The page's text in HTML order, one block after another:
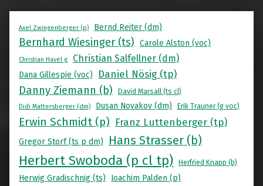
Axel Zwingenberger (p) Bernd Reiter (dm)
Bernhard Wiesinger (ts) Carole Alston (voc)
Christian Havel g Christian Salfellner (dm)
Dana Gillespie (voc) Daniel Nösig (tp)
Danny Ziemann (b) David Marsall (ts cl)
Didi Mattersberger (dm) Dusan Novakov (dm) Erik Trauner (g voc)
Erwin Schmidt (p) Franz Luttenberger (tp)
Gregor Storf (ts p dm) Hans Strasser (b)
Herbert Swoboda (p cl tp) Herfried Knapp (b)
Herwig Gradischnig (ts)
Joachim Palden (p)